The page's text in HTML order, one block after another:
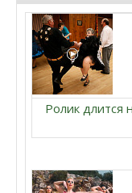
Ролик длится